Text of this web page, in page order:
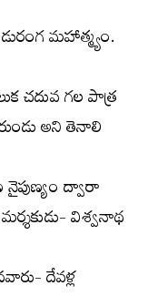
మహాత్మ్యం.
చదువ గల పాత్ర
అని తెనాలి
ద్వారా
విశ్వనాథ
దేవళ్ల